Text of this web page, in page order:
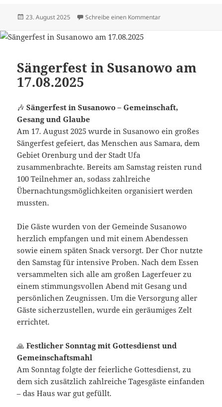
Veröffentlicht
23. August 2025 Schreibe einen Kommentarzu Dimitri Mannikow
Sängerfest in Susanowo am
17.08.2025
🎶Sängerfest in Susanowo – Gemeinschaft,
Gesang und Glaube
Am 17. August 2025 wurde in Susanowo ein großes
Sängerfest gefeiert, das Menschen aus Samara, dem
Gebiet Orenburg und der Stadt Ufa
zusammenbrachte. Bereits am Samstag reisten rund
100 Teilnehmer an, sodass zahlreiche
Übernachtungsmöglichkeiten organisiert werden
mussten.
Die Gäste wurden von der Gemeinde Susanowo
herzlich empfangen und mit einem Abendessen
sowie einem späten Snack versorgt. Der Chor nutzte
den Samstag für intensive Proben. Nach dem Essen
versammelten sich alle am großen Lagerfeuer zu
einem stimmungsvollen Abend mit Gesang und
persönlichen Zeugnissen. Um die Versorgung aller
Gäste sicherzustellen, wurde ein geräumiges Zelt
errichtet.
🙏Festlicher Sonntag mit Gottesdienst und
Gemeinschaftsmahl
Am Sonntag folgte der feierliche Gottesdienst, zu
dem sich zusätzlich zahlreiche Tagesgäste einfanden
– das Haus war gut gefüllt.